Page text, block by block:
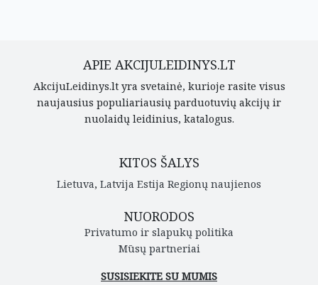
APIE AKCIJULEIDINYS.LT
AkcijuLeidinys.lt yra svetainė, kurioje rasite visus
naujausius populiariausių parduotuvių akcijų ir
nuolaidų leidinius, katalogus.
KITOS ŠALYS
Lietuva, Latvija Estija Regionų naujienos
NUORODOS
Privatumo ir slapukų politika
Mūsų partneriai
SUSISIEKITE SU MUMIS